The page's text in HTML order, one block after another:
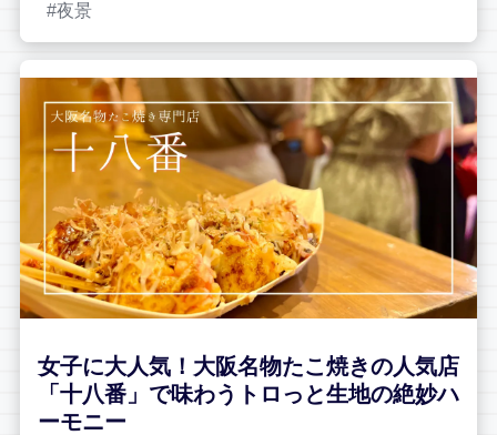
夜景
女子に大人気！大阪名物たこ焼きの人気店
「十八番」で味わうトロっと生地の絶妙ハ
ーモニー